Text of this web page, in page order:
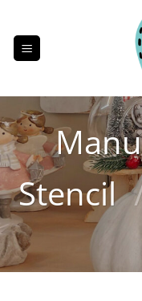
contenido
Stencil